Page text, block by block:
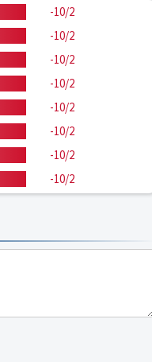
-10/2
-10/2
-10/2
-10/2
-10/2
-10/2
-10/2
-10/2